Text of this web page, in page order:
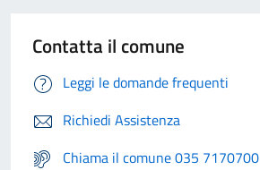
Contatta il comune
Leggi le domande frequenti
Richiedi Assistenza
Chiama il comune 035 7170700